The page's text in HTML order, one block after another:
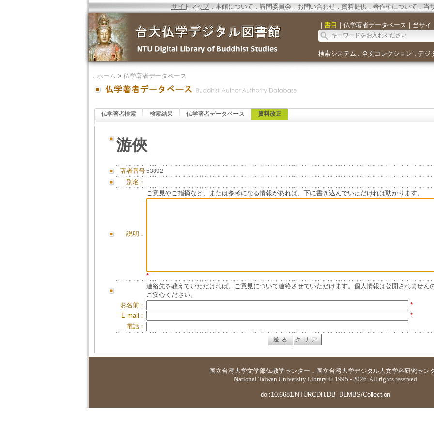
サイトマップ．本館について．諮問委員会． お問い合わせ． 資料提供．著作権について．当
｜ 書目 ｜ 仏学著者データベース ｜ 当サイ
検索システム ． 全文コレクション ． デジ
． ホーム > 仏学著者データベース
仏学著者検索 検索結果 仏学著者データベース 資料改正
游俠
著者番号53892
別名：
説明：
ご意見やご指摘など、または参考になる情報があれば、下に書き込んでいただければ助かります。
*
連絡先を教えていただければ、ご意見について連絡させていただけます。個人情報は公開されません
ご安心ください。
お名前：
*
E-mail：
*
電話：
国立台湾大学文学部仏教学センター ． 国立台湾大学デジタル人文学科研究セン
National Taiwan University Library © 1995 - 2026. All rights reserved
doi:10.6681/NTURCDH.DB_DLMBS/Collection